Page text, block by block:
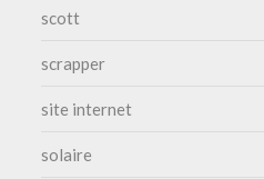
scott
scrapper
site internet
solaire